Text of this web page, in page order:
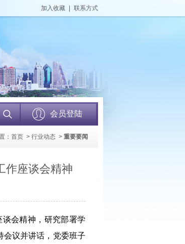
加入收藏 联系方式
会员登陆
： 首页 > 行业动态 > 重要要闻
作座谈会精神
会精神，研究部署学
会议并讲话，党委班子